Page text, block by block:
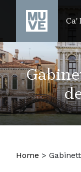
SALTA AL
Ca'
Home >